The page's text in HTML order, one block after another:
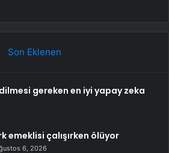
Son Eklenen
gereken en iyi yapay zeka
emeklisi çalışırken ölüyor
6, 2026